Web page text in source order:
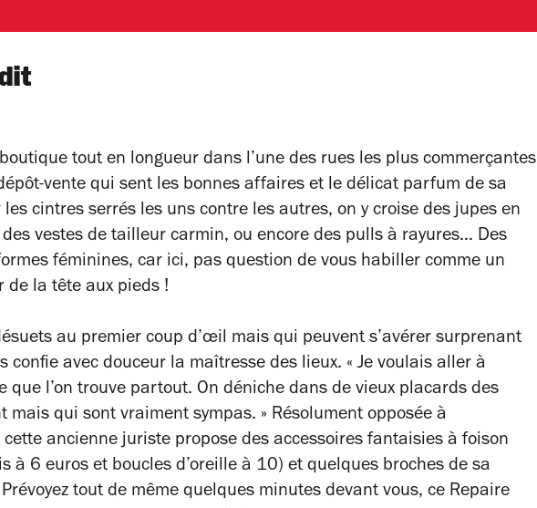
tout en longueur dans l’une des rues les plus commerçantes
vente qui sent les bonnes affaires et le délicat parfum de sa
cintres serrés les uns contre les autres, on y croise des jupes en
vestes de tailleur carmin, ou encore des pulls à rayures… Des
féminines, car ici, pas question de vous habiller comme un
de la tête aux pieds !
au premier coup d’œil mais qui peuvent s’avérer surprenant
confie avec douceur la maîtresse des lieux. « Je voulais aller à
que l’on trouve partout. On déniche dans de vieux placards des
mais qui sont vraiment sympas. » Résolument opposée à
ancienne juriste propose des accessoires fantaisies à foison
à 6 euros et boucles d’oreille à 10) et quelques broches de sa
tout de même quelques minutes devant vous, ce Repaire